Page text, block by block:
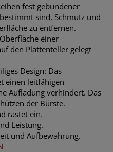
fest gebundener
sind, Schmutz und
zu entfernen.
einer
den Plattenteller gelegt
Design: Das
einen leitfähigen
Aufladung verhindert. Das
der Bürste.
rastet ein.
Leistung.
und Aufbewahrung.